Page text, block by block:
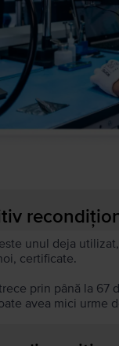
unul deja
certificate.
prin până la 67
avea mici urme